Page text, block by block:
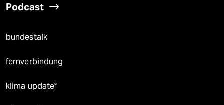
Podcast
bundestalk
fernverbindung
klima update°